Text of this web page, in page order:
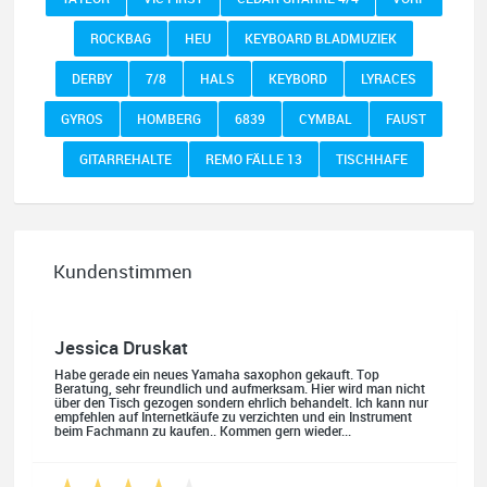
ROCKBAG HEU KEYBOARD BLADMUZIEK
DERBY 7/8 HALS KEYBORD LYRACES
GYROS HOMBERG 6839 CYMBAL FAUST
GITARREHALTE REMO FÄLLE 13 TISCHHAFE
Kundenstimmen
Habe gerade ein neues Yamaha saxophon gekauft. Top
Beratung, sehr freundlich und aufmerksam. Hier wird man nicht
über den Tisch gezogen sondern ehrlich behandelt. Ich kann nur
empfehlen auf Internetkäufe zu verzichten und ein Instrument
beim Fachmann zu kaufen.. Kommen gern wieder...